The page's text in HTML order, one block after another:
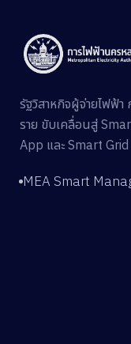
รัฐวิสาหกิจผู้จ่ายไฟฟ้
ราย ขับเคลื่อนสู่
App และ Smart Grid
MEA Smart